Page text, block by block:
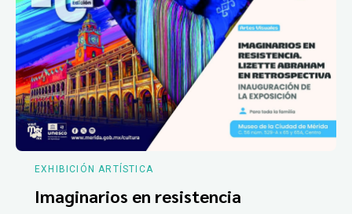
EXHIBICIÓN ARTÍSTICA
Imaginarios en resistencia